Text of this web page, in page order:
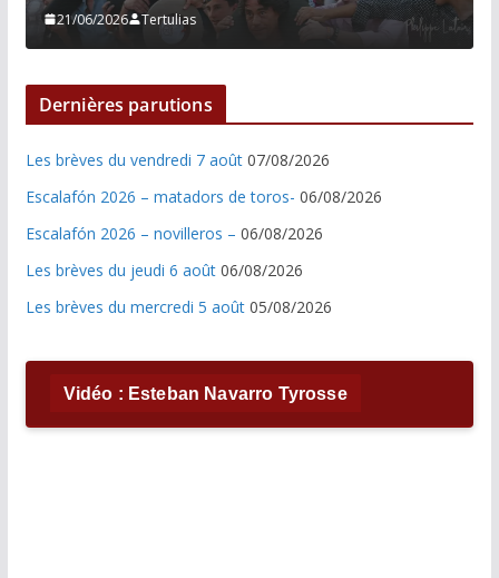
21/06/2026 Tertulias
Dernières parutions
Les brèves du vendredi 7 août 07/08/2026
Escalafón 2026 – matadors de toros- 06/08/2026
Escalafón 2026 – novilleros – 06/08/2026
Les brèves du jeudi 6 août 06/08/2026
Les brèves du mercredi 5 août 05/08/2026
Vidéo : Esteban Navarro Tyrosse